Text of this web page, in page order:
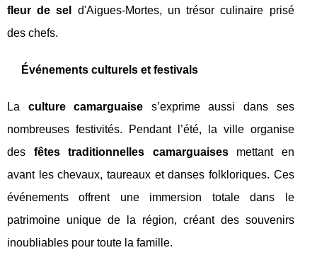
fleur de sel
d'Aigues-Mortes, un trésor culinaire prisé
des chefs.
Événements culturels et festivals
La culture camarguaise s’exprime aussi dans ses
nombreuses festivités. Pendant l’été, la ville organise
des fêtes traditionnelles camarguaisesmettant en
avant les chevaux, taureaux et danses folkloriques. Ces
événements offrent une immersion totale dans le
patrimoine unique de la région, créant des souvenirs
inoubliables pour toute la famille.